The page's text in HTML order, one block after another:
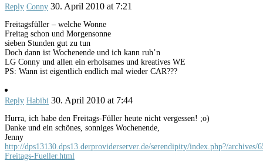
Reply Conny 30. April 2010 at 7:21
Freitagsfüller – welche Wonne
Freitag schon und Morgensonne
sieben Stunden gut zu tun
Doch dann ist Wochenende und ich kann ruh’n
LG Conny und allen ein erholsames und kreatives WE
PS: Wann ist eigentlich endlich mal wieder CAR???
Reply Habibi 30. April 2010 at 7:44
Hurra, ich habe den Freitags-Füller heute nicht vergessen! ;o)
Danke und ein schönes, sonniges Wochenende,
Jenny
http://dps13130.dps13.derproviderserver.de/serendipity/index.php?/archives/
Freitags-Fueller.html